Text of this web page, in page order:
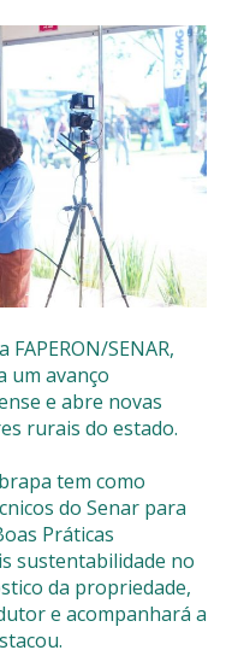
SENAR,
um avanço
e abre novas
rurais do estado.
tem como
do Senar para
Práticas
sustentabilidade no
da propriedade,
e acompanhará a